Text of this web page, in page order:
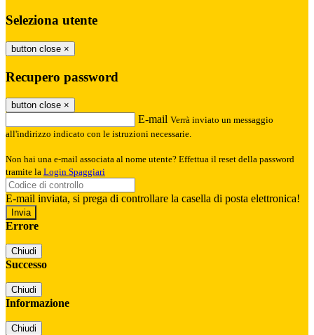
Seleziona utente
button close ×
Recupero password
button close ×
E-mail Verrà inviato un messaggio
all'indirizzo indicato con le istruzioni necessarie.
Non hai una e-mail associata al nome utente? Effettua il reset della password
tramite la Login Spaggiari
E-mail inviata, si prega di controllare la casella di posta elettronica!
Errore
Chiudi
Successo
Chiudi
Informazione
Chiudi